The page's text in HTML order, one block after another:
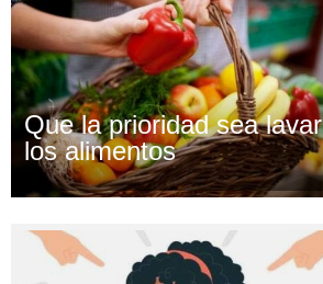
Que la prioridad sea lavar
los alimentos